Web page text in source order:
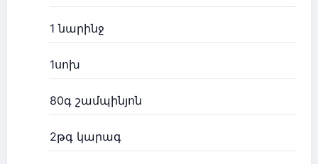
1 նարինջ
1սոխ
80գ շամպինյոն
2թգ կարագ